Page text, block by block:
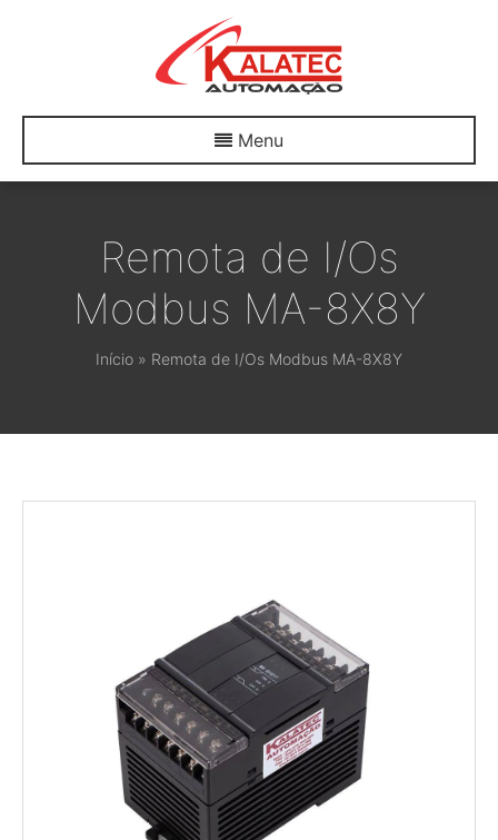
Menu
Remota de I/Os
Modbus MA-8X8Y
Início » Remota de I/Os Modbus MA-8X8Y